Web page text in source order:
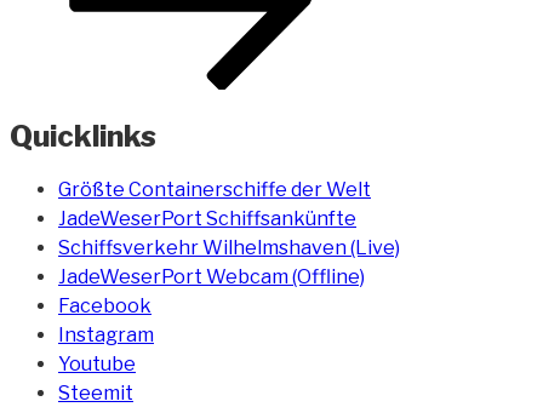
Quicklinks
Größte Containerschiffe der Welt
JadeWeserPort Schiffsankünfte
Schiffsverkehr Wilhelmshaven (Live)
JadeWeserPort Webcam (Offline)
Facebook
Instagram
Youtube
Steemit